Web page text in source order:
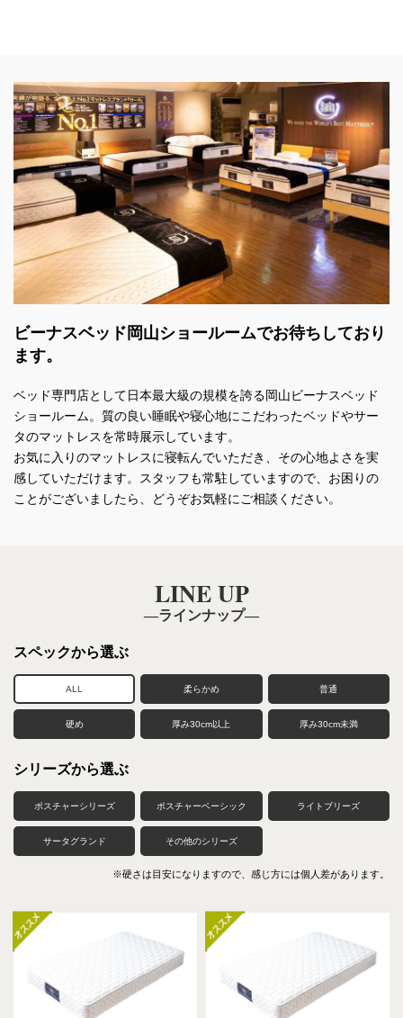
ビーナスベッド岡山ショールームでお待ちしており
ます。
ベッド専門店として日本最大級の規模を誇る岡山ビーナスベッド
ショールーム。質の良い睡眠や寝心地にこだわったベッドやサー
タのマットレスを常時展示しています。
お気に入りのマットレスに寝転んでいただき、その心地よさを実
感していただけます。スタッフも常駐していますので、お困りの
ことがございましたら、どうぞお気軽にご相談ください。
LINE UP
―ラインナップ―
スペックから選ぶ
ALL 柔らかめ 普通
硬め 厚み30cm以上 厚み30cm未満
シリーズから選ぶ
ポスチャーシリーズ ポスチャーベーシック ライトブリーズ
サータグランド その他のシリーズ
※硬さは目安になりますので、感じ方には個人差があります。